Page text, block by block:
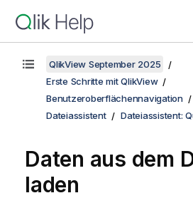
QlikView September 2025
Erste Schritte mit QlikView
Benutzeroberflächennavigation
Dateiassistent
Dateiassistent:
Daten aus dem
laden